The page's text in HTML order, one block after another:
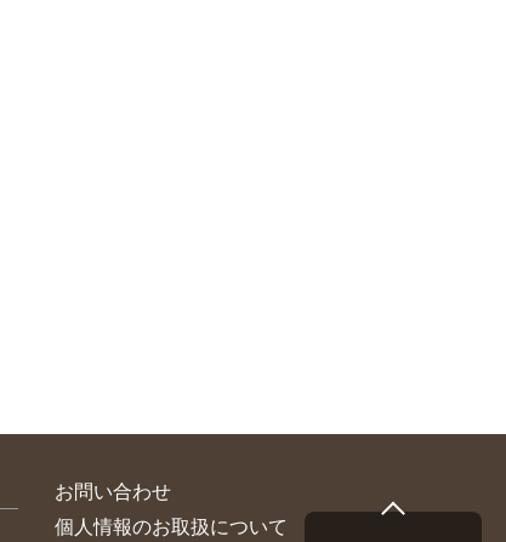
お問い合わせ
個人情報のお取扱について